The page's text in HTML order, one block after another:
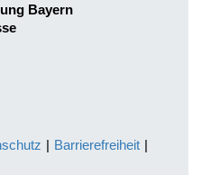
Bayern
| Barrierefreiheit |